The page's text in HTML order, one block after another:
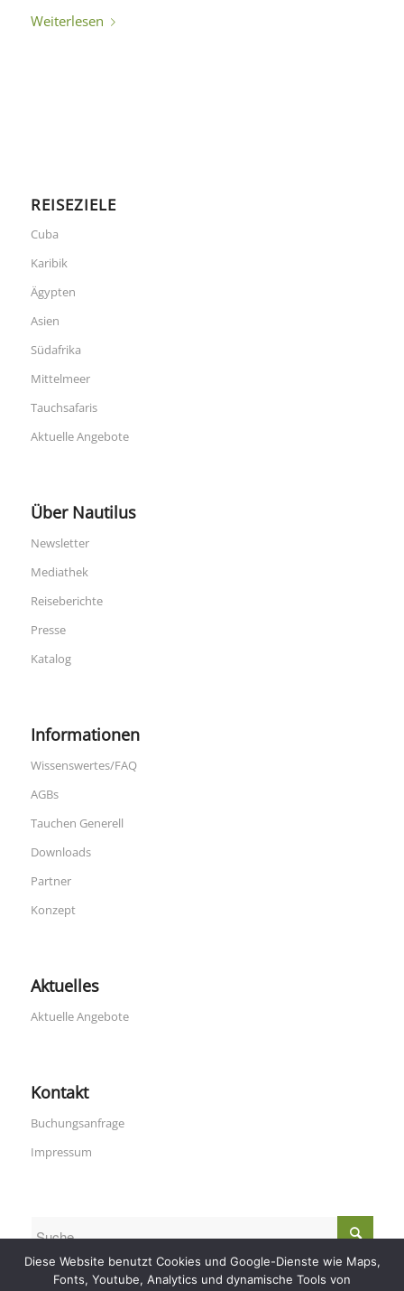
Weiterlesen
REISEZIELE
Cuba
Karibik
Ägypten
Asien
Südafrika
Mittelmeer
Tauchsafaris
Aktuelle Angebote
Über Nautilus
Newsletter
Mediathek
Reiseberichte
Presse
Katalog
Informationen
Wissenswertes/FAQ
AGBs
Tauchen Generell
Downloads
Partner
Konzept
Aktuelles
Aktuelle Angebote
Kontakt
Buchungsanfrage
Impressum
Diese Website benutzt Cookies und Google-Dienste wie Maps,
Fonts, Youtube, Analytics und dynamische Tools von